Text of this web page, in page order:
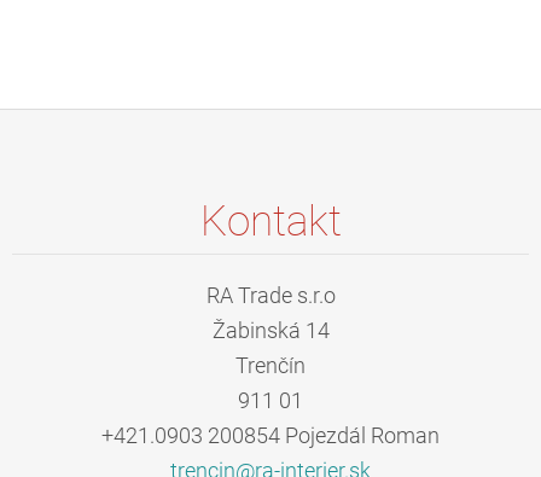
Kontakt
RA Trade s.r.o
Žabinská 14
Trenčín
911 01
+421.0903 200854 Pojezdál Roman
trencin@ra-interier.sk